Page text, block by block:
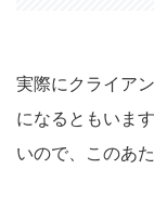
実際にクライア
になるともいま
いので、このあ